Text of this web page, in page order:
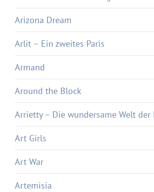
Arizona Dream
Arlit – Ein zweites Paris
Armand
Around the Block
Arrietty – Die wundersame Welt der
Art Girls
Art War
Artemisia